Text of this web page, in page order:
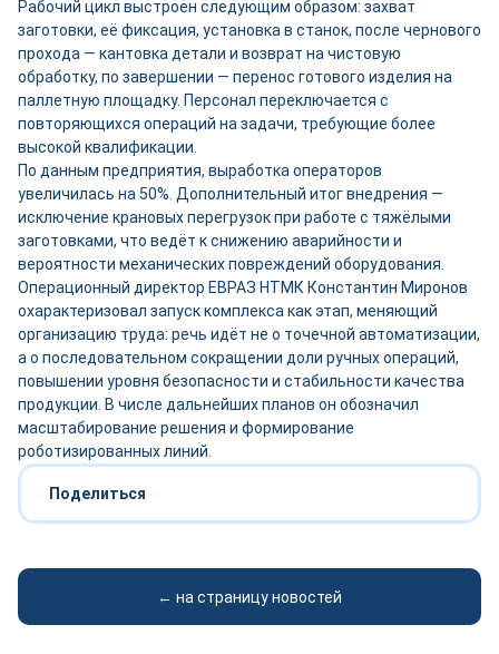
Рабочий цикл выстроен следующим образом: захват
заготовки, её фиксация, установка в станок, после чернового
прохода — кантовка детали и возврат на чистовую
обработку, по завершении — перенос готового изделия на
паллетную площадку. Персонал переключается с
повторяющихся операций на задачи, требующие более
высокой квалификации.
По данным предприятия, выработка операторов
увеличилась на 50%. Дополнительный итог внедрения —
исключение крановых перегрузок при работе с тяжёлыми
заготовками, что ведёт к снижению аварийности и
вероятности механических повреждений оборудования.
Операционный директор ЕВРАЗ НТМК Константин Миронов
охарактеризовал запуск комплекса как этап, меняющий
организацию труда: речь идёт не о точечной автоматизации,
а о последовательном сокращении доли ручных операций,
повышении уровня безопасности и стабильности качества
продукции. В числе дальнейших планов он обозначил
масштабирование решения и формирование
роботизированных линий.
Поделиться
← на страницу новостей